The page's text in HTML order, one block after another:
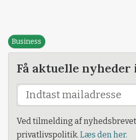
Business
Få aktuelle nyheder
Ved tilmelding af
privatlivspolitik. Læs den her.